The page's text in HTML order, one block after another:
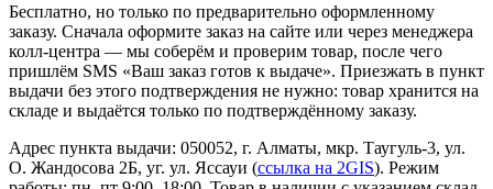
Бесплатно, но только по предварительно оформленному
заказу. Сначала оформите заказ на сайте или через менеджера
колл-центра — мы соберём и проверим товар, после чего
пришлём SMS «Ваш заказ готов к выдаче». Приезжать в пункт
выдачи без этого подтверждения не нужно: товар хранится на
складе и выдаётся только по подтверждённому заказу.
Адрес пункта выдачи: 050052, г. Алматы, мкр. Таугуль-3, ул.
О. Жандосова 2Б, уг. ул. Яссауи (ссылка на 2GIS). Режим